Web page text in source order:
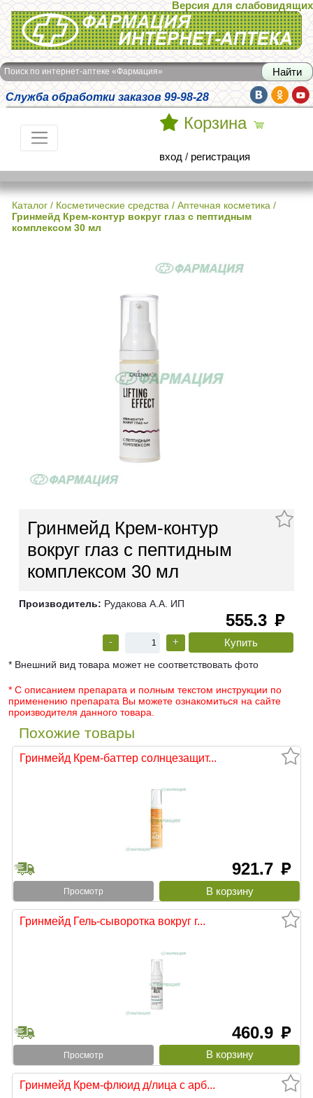
Интернет-аптека Фармация
Версия для слабовидящих
Поиск по интернет-аптеке «Фармация»
Служба обработки заказов 99-98-28
Корзина
вход / регистрация
Каталог / Косметические средства / Аптечная косметика /
Гринмейд Крем-контур вокруг глаз с пептидным
комплексом 30 мл
Гринмейд Крем-контур
вокруг глаз с пептидным
комплексом 30 мл
Производитель: Рудакова А.А. ИП
555.3 руб
- +
* Внешний вид товара может не соответствовать фото
* С описанием препарата и полным текстом инструкции по
применению препарата Вы можете ознакомиться на сайте
производителя данного товара.
Похожие товары
Гринмейд Крем-баттер солнцезащит...
921.7 руб
Просмотр
Гринмейд Гель-сыворотка вокруг г...
460.9 руб
Просмотр
Гринмейд Крем-флюид д/лица с арб...